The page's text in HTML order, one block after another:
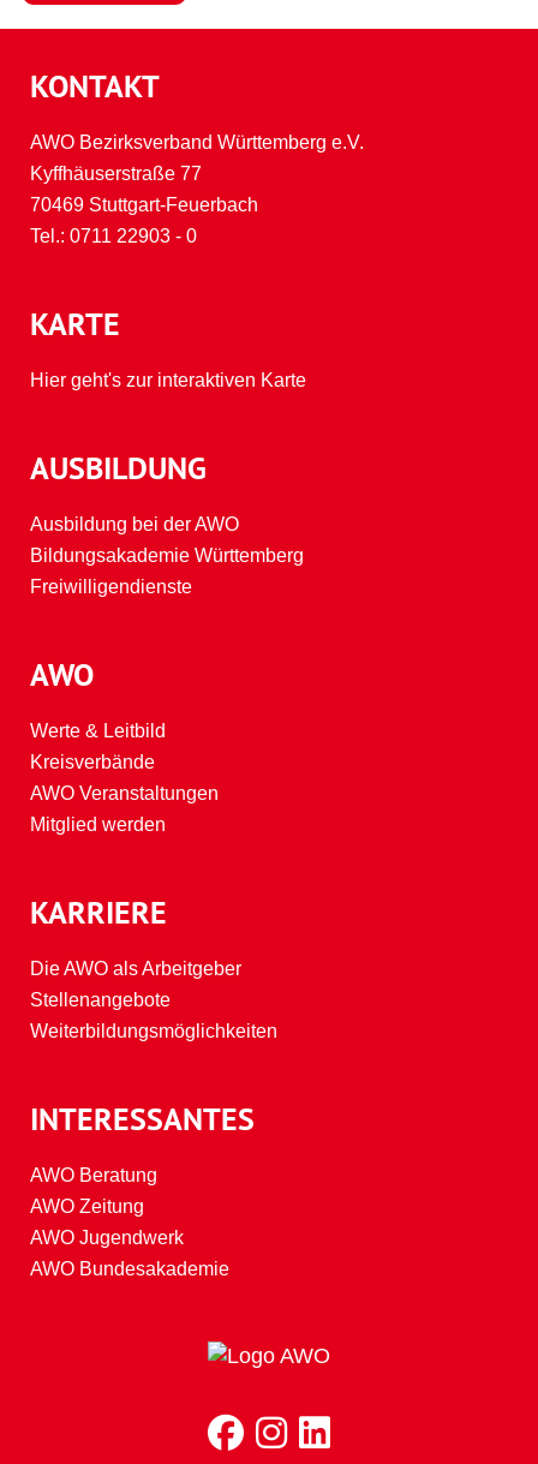
AUSBILDUNG
Ausbildung bei der AWO
Bildungsakademie Württemberg
Freiwilligendienste
AWO
Werte & Leitbild
Kreisverbände
AWO Veranstaltungen
Mitglied werden
KONTAKT
AWO Bezirksverband Württemberg e.V.
Kyffhäuserstraße 77
70469 Stuttgart-Feuerbach
Tel.: 0711 22903 - 0
KARRIERE
Die AWO als Arbeitgeber
Stellenangebote
Weiterbildungsmöglichkeiten
INTERESSANTES
AWO Beratung
AWO Zeitung
AWO Jugendwerk
AWO Bundesakademie
KARTE
Hier geht's zur interaktiven Karte